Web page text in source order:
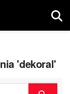
'dekoral'